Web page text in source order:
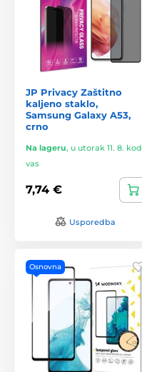
JP Privacy Zaštitno
kaljeno staklo,
Samsung Galaxy A53,
crno
Na lageru, u utorak 11. 8. kod
vas
7,74 €
Usporedba
Osnovna